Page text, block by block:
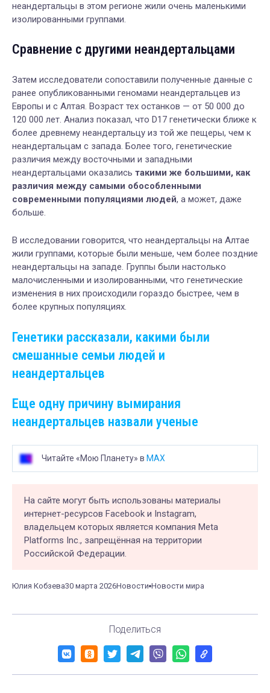
неандертальцы в этом регионе жили очень маленькими
изолированными группами.
Сравнение с другими неандертальцами
Затем исследователи сопоставили полученные данные с
ранее опубликованными геномами неандертальцев из
Европы и с Алтая. Возраст тех останков — от 50 000 до
120 000 лет. Анализ показал, что D17 генетически ближе к
более древнему неандертальцу из той же пещеры, чем к
неандертальцам с запада. Более того, генетические
различия между восточными и западными
неандертальцами оказались такими же большими, как
различия между самыми обособленными
современными популяциями людей, а может, даже
больше.
В исследовании говорится, что неандертальцы на Алтае
жили группами, которые были меньше, чем более поздние
неандертальцы на западе. Группы были настолько
малочисленными и изолированными, что генетические
изменения в них происходили гораздо быстрее, чем в
более крупных популяциях.
Генетики рассказали, какими были
смешанные семьи людей и
неандертальцев
Еще одну причину вымирания
неандертальцев назвали ученые
Читайте «Мою Планету» в MAX
На сайте могут быть использованы материалы
интернет-ресурсов Facebook и Instagram,
владельцем которых является компания Meta
Platforms Inc., запрещённая на территории
Российской Федерации.
Юлия Кобзева30 марта 2026Новости Новости мира
Поделиться